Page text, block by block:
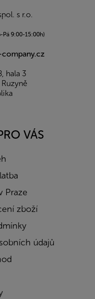
s r.o.
Pá 9:00-15:00h)
company.cz
hala 3
VÁS
Praze
zboží
údajů